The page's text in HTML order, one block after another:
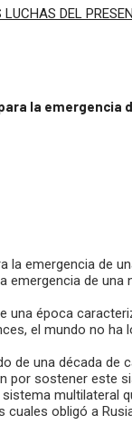
DEL
la
de
una época
el mundo no
de una década
por sostener este
obligó a